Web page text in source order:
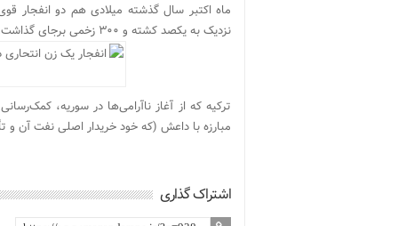
ماه اکتبر سال گذشته میلادی هم دو انفجار
نزدیک به یکصد کشته و ۳۰۰ زخمی برجای گذاشت. مقامات ترکیه داعش را مسؤول این حمله به تجمع کردها اعلام کردند.
ترکیه که از آغاز ناآرامی‌ها در سوریه،
مبارزه با داعش (که خود خریدار اصلی نفت آن
اشتراک گذاری